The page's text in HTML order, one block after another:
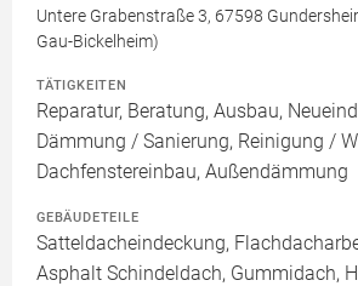
Untere Grabenstraße 3, 67598
Gau-Bickelheim)
TÄTIGKEITEN
Reparatur, Beratung, Ausbau,
Dämmung / Sanierung, Reinigung /
Dachfenstereinbau, Außendämmung
GEBÄUDETEILE
Satteldacheindeckung,
Asphalt Schindeldach, Gummidach,